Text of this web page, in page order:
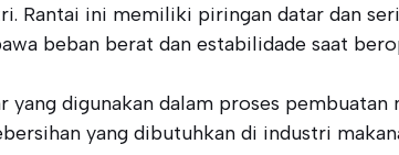
Rantai ini memiliki piringan datar dan
beban berat dan estabilidade saat
digunakan dalam proses pembuatan
yang dibutuhkan di industri